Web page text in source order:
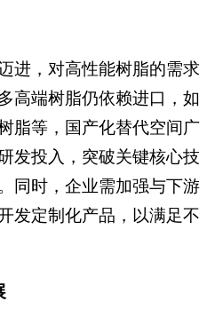
进，对高性能树脂的需求
高端树脂仍依赖进口，如
脂等，国产化替代空间广
发投入，突破关键核心技
同时，企业需加强与下游
发定制化产品，以满足不